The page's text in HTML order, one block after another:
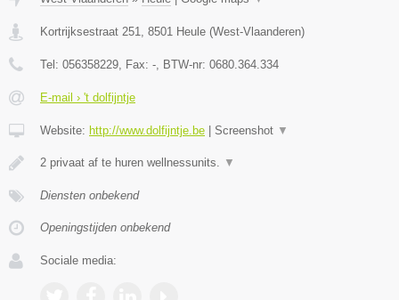
Kortrijksestraat 251 8501 Heule (West-Vlaanderen)
Tel: 056358229 , Fax: - , BTW-nr: 0680.364.334
E-mail › 't dolfijntje
Website: http://www.dolfijntje.be | Screenshot ▼
2 privaat af te huren wellnessunits. ▼
Diensten onbekend
Openingstijden onbekend
Sociale media: